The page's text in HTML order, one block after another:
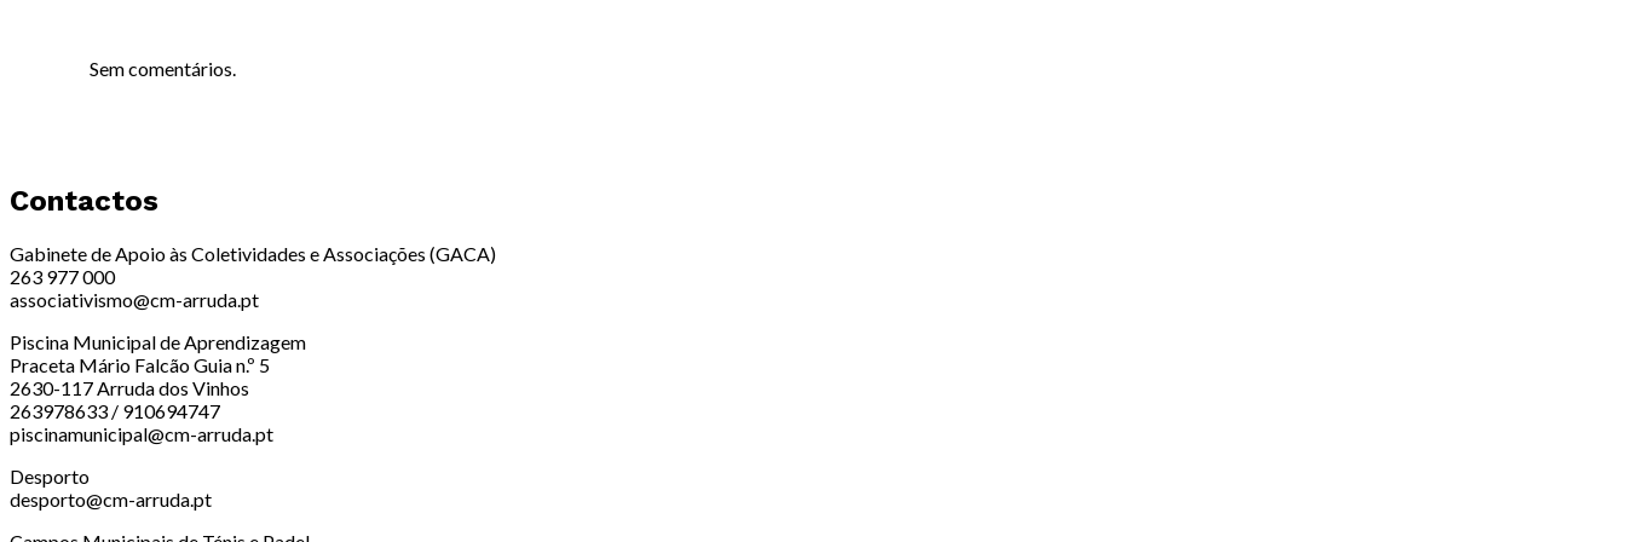
Sem comentários.
Contactos
Gabinete de Apoio às Coletividades e Associações (GACA)
263 977 000
associativismo@cm-arruda.pt
Piscina Municipal de Aprendizagem
Praceta Mário Falcão Guia n.º 5
2630-117 Arruda dos Vinhos
263978633 / 910694747
piscinamunicipal@cm-arruda.pt
Desporto
desporto@cm-arruda.pt